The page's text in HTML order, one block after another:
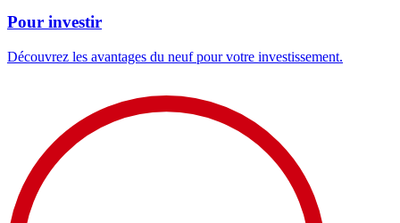
Pour investir
Découvrez les avantages du neuf pour votre investissement.